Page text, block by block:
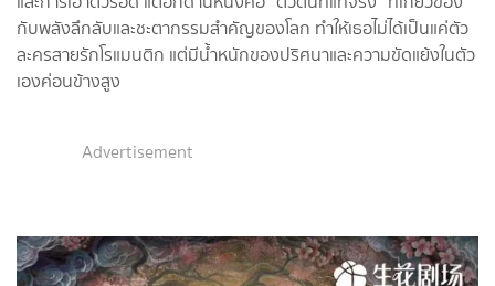
กับพลังลึกลับและชะตากรรมสำคัญของโลก ทำให้เธอไม่ได้เป็นแค่ตัว
ละครสายรักโรแมนติก แต่มีน้ำหนักของปริศนาและความขัดแย้งในตัว
เองค่อนข้างสูง
Advertisement